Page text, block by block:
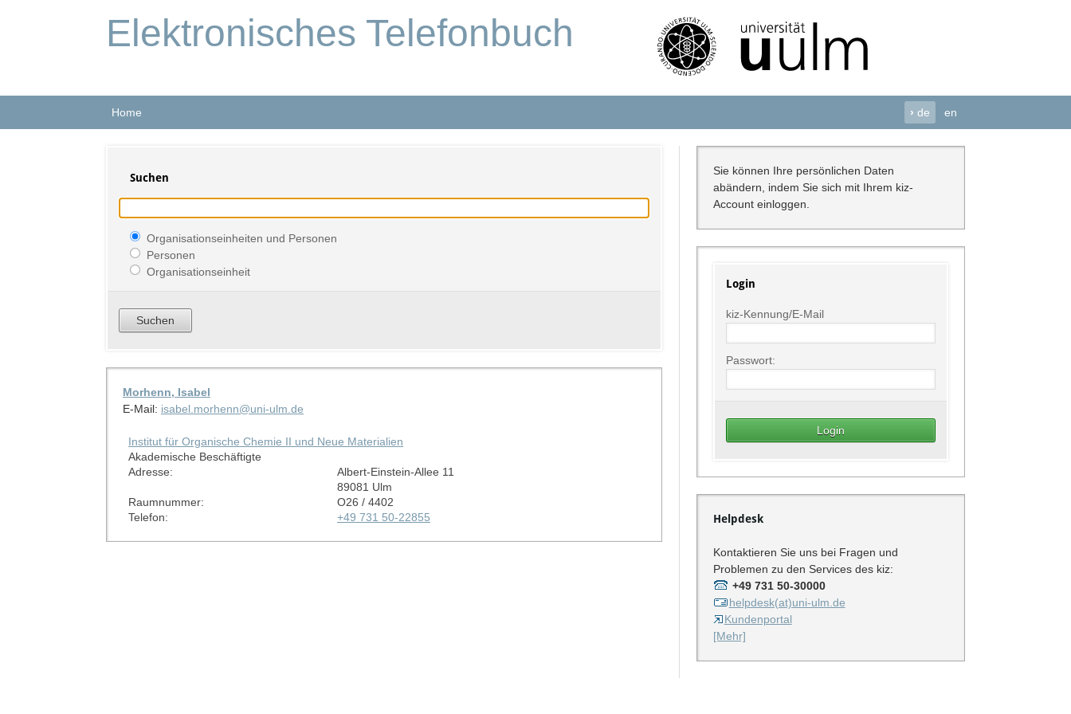
Elektronisches Telefonbuch
Home › de en
Suchen
Organisationseinheiten und Personen
Personen
Organisationseinheit
Morhenn, Isabel
E-Mail: isabel.morhenn@uni-ulm.de
Institut für Organische Chemie II und Neue Materialien
Akademische Beschäftigte
Adresse:
Albert-Einstein-Allee 11
89081 Ulm
Raumnummer:
O26 / 4402
Telefon:
+49 731 50-22855
Sie können Ihre persönlichen Daten
abändern, indem Sie sich mit Ihrem kiz-
Account einloggen.
Login
kiz-Kennung/E-Mail
Passwort:
Helpdesk
Kontaktieren Sie uns bei Fragen und
Problemen zu den Services des kiz:
+49 731 50-30000
helpdesk(at)uni-ulm.de
Kundenportal
[Mehr]